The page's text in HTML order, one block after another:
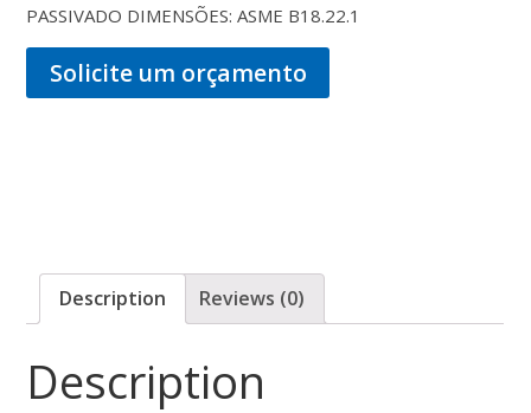
PASSIVADO DIMENSÕES: ASME B18.22.1
Solicite um orçamento
Description Reviews (0)
Description